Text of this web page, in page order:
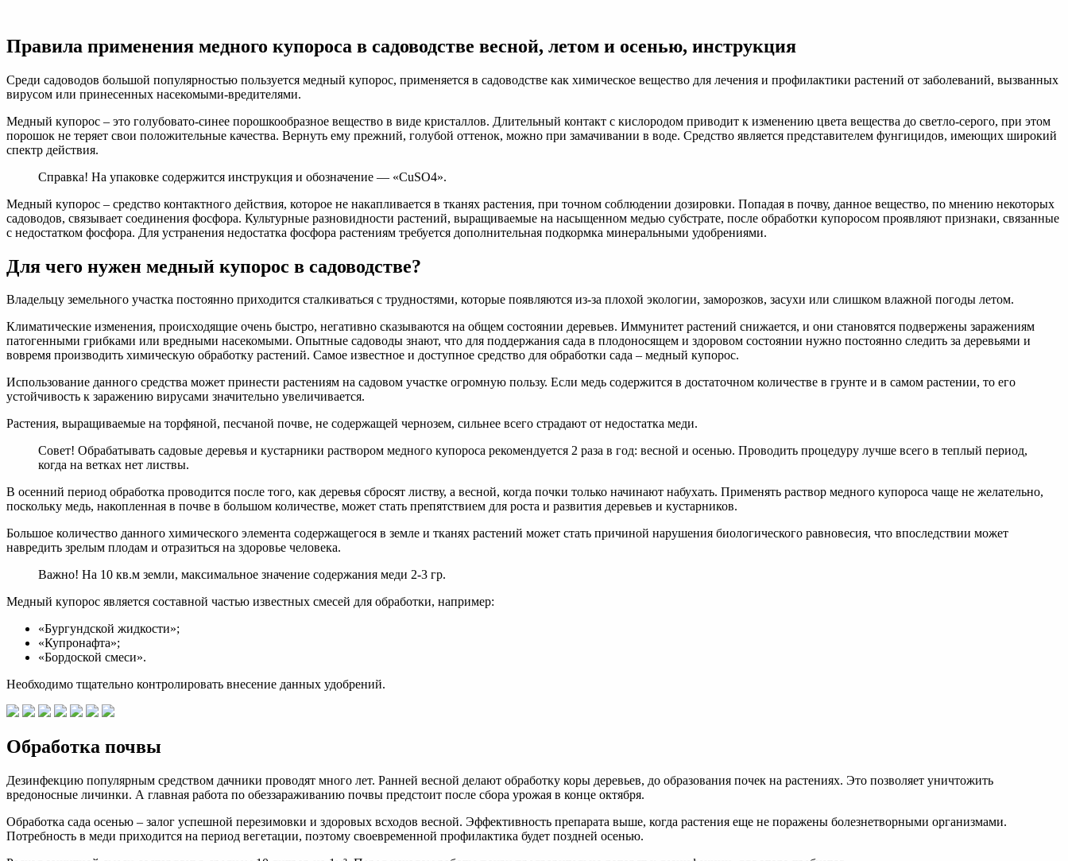
купороса
садоводстве
весной,
и
осенью,
Правила применения медного купороса в садоводстве весной, летом и осенью, инструкция
Среди садоводов большой популярностью пользуется медный купорос, применяется в садоводстве как химическое вещество для лечения и профилактики растений от заболеваний, вызванных
вирусом или принесенных насекомыми-вредителями.
Медный купорос – это голубовато-синее порошкообразное вещество в виде кристаллов. Длительный контакт с кислородом приводит к изменению цвета вещества до светло-серого, при этом
порошок не теряет свои положительные качества. Вернуть ему прежний, голубой оттенок, можно при замачивании в воде. Средство является представителем фунгицидов, имеющих широкий
спектр действия.
Справка! На упаковке содержится инструкция и обозначение — «CuSO4».
Медный купорос – средство контактного действия, которое не накапливается в тканях растения, при точном соблюдении дозировки. Попадая в почву, данное вещество, по мнению некоторых
садоводов, связывает соединения фосфора. Культурные разновидности растений, выращиваемые на насыщенном медью субстрате, после обработки купоросом проявляют признаки, связанные
с недостатком фосфора. Для устранения недостатка фосфора растениям требуется дополнительная подкормка минеральными удобрениями.
Для чего нужен медный купорос в садоводстве?
Владельцу земельного участка постоянно приходится сталкиваться с трудностями, которые появляются из-за плохой экологии, заморозков, засухи или слишком влажной погоды летом.
Климатические изменения, происходящие очень быстро, негативно сказываются на общем состоянии деревьев. Иммунитет растений снижается, и они становятся подвержены заражениям
патогенными грибками или вредными насекомыми. Опытные садоводы знают, что для поддержания сада в плодоносящем и здоровом состоянии нужно постоянно следить за деревьями и
вовремя производить химическую обработку растений. Самое известное и доступное средство для обработки сада – медный купорос.
Использование данного средства может принести растениям на садовом участке огромную пользу. Если медь содержится в достаточном количестве в грунте и в самом растении, то его
устойчивость к заражению вирусами значительно увеличивается.
Растения, выращиваемые на торфяной, песчаной почве, не содержащей чернозем, сильнее всего страдают от недостатка меди.
Совет! Обрабатывать садовые деревья и кустарники раствором медного купороса рекомендуется 2 раза в год: весной и осенью. Проводить процедуру лучше всего в теплый период,
когда на ветках нет листвы.
В осенний период обработка проводится после того, как деревья сбросят листву, а весной, когда почки только начинают набухать. Применять раствор медного купороса чаще не желательно,
поскольку медь, накопленная в почве в большом количестве, может стать препятствием для роста и развития деревьев и кустарников.
Большое количество данного химического элемента содержащегося в земле и тканях растений может стать причиной нарушения биологического равновесия, что впоследствии может
навредить зрелым плодам и отразиться на здоровье человека.
Важно! На 10 кв.м земли, максимальное значение содержания меди 2-3 гр.
Медный купорос является составной частью известных смесей для обработки, например:
«Бургундской жидкости»;
«Купронафта»;
«Бордоской смеси».
Необходимо тщательно контролировать внесение данных удобрений.
Обработка почвы
Дезинфекцию популярным средством дачники проводят много лет. Ранней весной делают обработку коры деревьев, до образования почек на растениях. Это позволяет уничтожить
вредоносные личинки. А главная работа по обеззараживанию почвы предстоит после сбора урожая в конце октября.
Обработка сада осенью – залог успешной перезимовки и здоровых всходов весной. Эффективность препарата выше, когда растения еще не поражены болезнетворными организмами.
Потребность в меди приходится на период вегетации, поэтому своевременной профилактика будет поздней осенью.